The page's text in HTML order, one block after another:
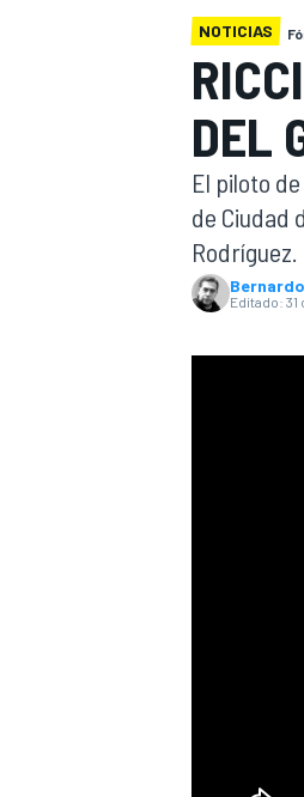
INDYCAR
NOTICIAS
DEL
El piloto
de Ciudad
Rodríguez.
Editado: 31